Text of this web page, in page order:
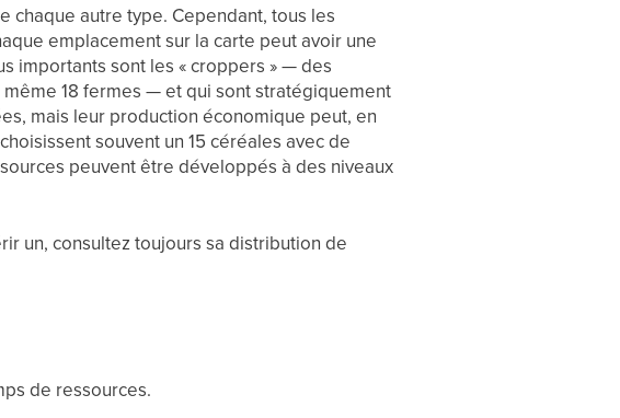
chaque autre type. Cependant, tous les
emplacement sur la carte peut avoir une
importants sont les « croppers » — des
18 fermes — et qui sont stratégiquement
mais leur production économique peut, en
souvent un 15 céréales avec de
peuvent être développés à des niveaux
un, consultez toujours sa distribution de
de ressources.